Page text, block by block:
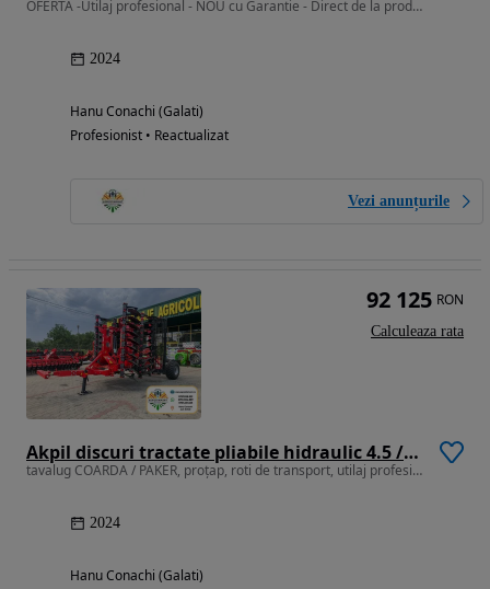
OFERTA -Utilaj profesional - NOU cu Garantie - Direct de la producator
2024
Hanu Conachi (Galati)
Profesionist • Reactualizat
Vezi anunțurile
Akpil discuri tractate pliabile hidraulic 4.5 / 5.0 / 5.5 / 6.0m
tavalug COARDA / PAKER, proțap, roti de transport, utilaj profesional
2024
Hanu Conachi (Galati)
92 125 RON
Calculeaza rata